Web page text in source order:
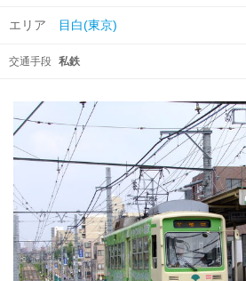
エリア 目白(東京)
交通手段 私鉄